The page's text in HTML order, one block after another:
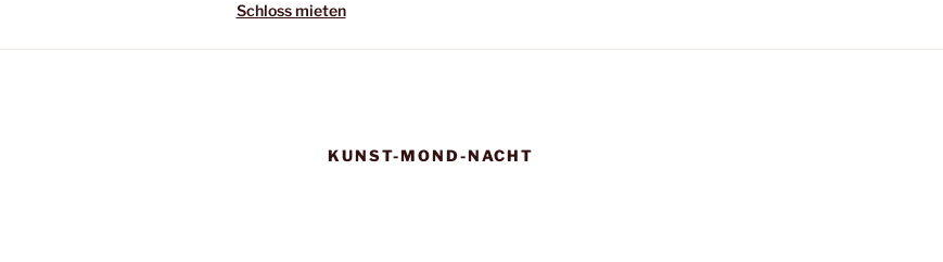
Schloss mieten
KUNST-MOND-NACHT